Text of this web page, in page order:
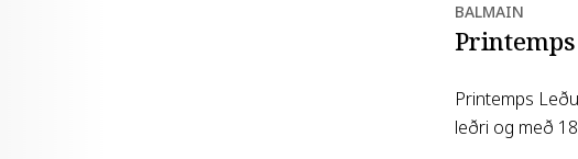
BALMAIN
Printemps
leðri og með